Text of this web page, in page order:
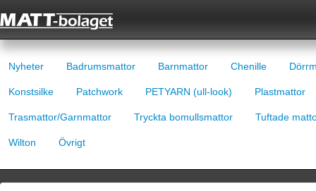
Nyheter Badrumsmattor Barnmattor Chenille
Konstsilke Patchwork PETYARN (ull-look) Plastmattor
Trasmattor/Garnmattor Tryckta bomullsmattor Tuftade
Wilton Övrigt